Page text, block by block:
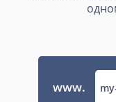
www.